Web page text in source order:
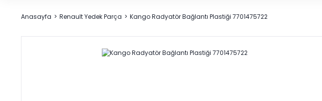
Anasayfa Renault Yedek Parça Kango Radyatör Bağlantı Plastiği 7701475722